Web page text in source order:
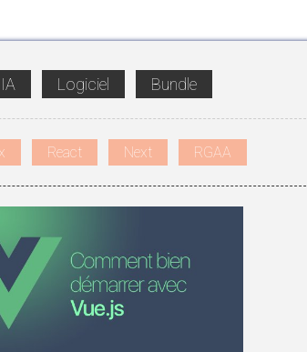
IA Logiciel Bundle
React Next RGAA